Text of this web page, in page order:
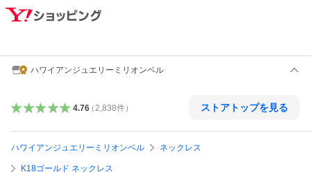
ハワイアンジュエリーミリオンベル
4.76（ 2,838件） ストアトップを見る
ハワイアンジュエリーミリオンベル ネックレス
K18ゴールド ネックレス